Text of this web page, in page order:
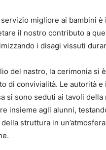
migliore ai bambini è
il nostro contributo a
i disagi vissuti
del nastro, la cerimonia si
di convivialità. Le autorità
si sono seduti ai tavoli della
insieme agli alunni,
della struttura in